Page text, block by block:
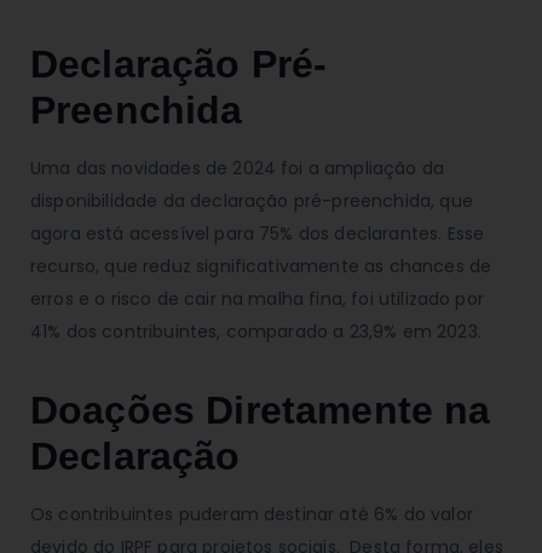
Declaração Pré-
Preenchida
Uma das novidades de 2024 foi a ampliação da
disponibilidade da declaração pré-preenchida, que
agora está acessível para 75% dos declarantes. Esse
recurso, que reduz significativamente as chances de
erros e o risco de cair na malha fina, foi utilizado por
41% dos contribuintes, comparado a 23,9% em 2023.
Doações Diretamente na
Declaração
Os contribuintes puderam destinar até 6% do valor
devido do IRPF para projetos sociais. Desta forma, eles